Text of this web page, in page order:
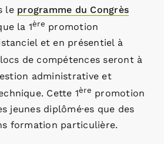
le programme du Congrès
la 1ère promotion
et en présentiel à
de compétences seront à
administrative et
Cette 1ère promotion
jeunes diplômé·es que des
formation particulière.